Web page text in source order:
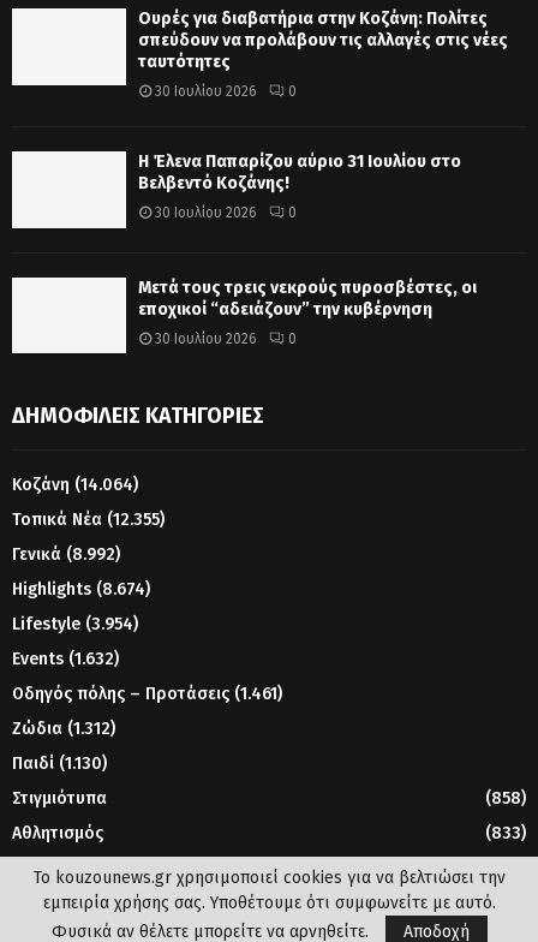
Ουρές για διαβατήρια στην Κοζάνη: Πολίτες
σπεύδουν να προλάβουν τις αλλαγές στις νέες
ταυτότητες
30 Ιουλίου 2026 0
Η Έλενα Παπαρίζου αύριο 31 Ιουλίου στο
Βελβεντό Κοζάνης!
30 Ιουλίου 2026 0
Μετά τους τρεις νεκρούς πυροσβέστες, οι
εποχικοί “αδειάζουν” την κυβέρνηση
30 Ιουλίου 2026 0
ΔΗΜΟΦΙΛΕΊΣ ΚΑΤΗΓΟΡΊΕΣ
Κοζάνη (14.064)
Τοπικά Νέα (12.355)
Γενικά (8.992)
Highlights (8.674)
Lifestyle (3.954)
Events (1.632)
Οδηγός πόλης – Προτάσεις (1.461)
Ζώδια (1.312)
Παιδί (1.130)
Στιγμιότυπα
(858)
Αθλητισμός
(833)
Γυναίκα
Το kouzounews.gr χρησιμοποιεί cookies για να βελτιώσει την
εμπειρία χρήσης σας. Υποθέτουμε ότι συμφωνείτε με αυτό.
Φυσικά αν θέλετε μπορείτε να αρνηθείτε.
Αποδοχή